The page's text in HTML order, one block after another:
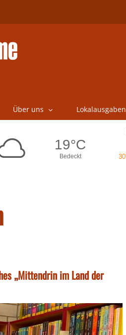
Über uns Lokalausgaben
„Mittendrin im Land der